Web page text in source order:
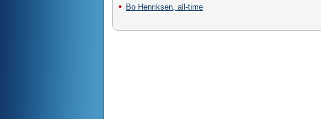
Bo Henriksen, all-time